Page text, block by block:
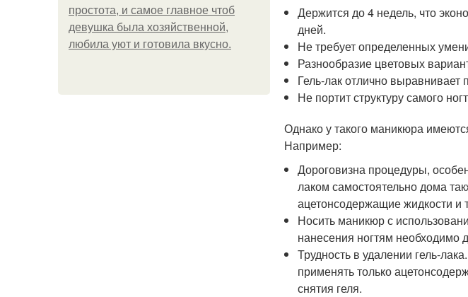
простота, и самое главное чтоб
девушка была хозяйственной,
любила уют и готовила вкусно.
Держится до 4 недель, что
дней.
Не требует определенных
Разнообразие цветовых
Гель-лак отлично выравнивает
Не портит структуру самого
Однако у такого маникюра
Например:
Дороговизна процедуры,
лаком самостоятельно дома
ацетонсодержащие жидкости и
Носить маникюр с
нанесения ногтям необходимо
Трудность в удалении гель-
применять только
снятия геля.